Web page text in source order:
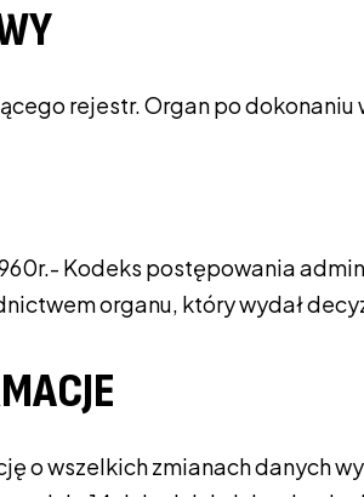
rejestr. Organ po
1960r.- Kodeks postępowania
organu, który wydał
o wszelkich zmianach danych